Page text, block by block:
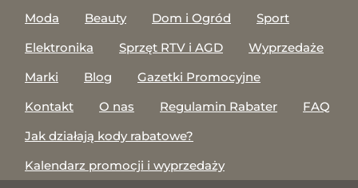
Moda Beauty Dom i Ogród
Sport
Elektronika
Sprzęt RTV i AGD
Wyprzedaże
Marki
Blog
Gazetki Promocyjne
Kontakt
O nas Regulamin Rabater
FAQ
Jak działają kody rabatowe?
Kalendarz promocji i wyprzedaży